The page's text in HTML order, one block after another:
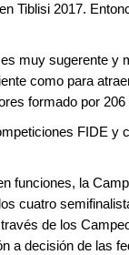
Tiblisi 2017.
muy sugerente y
como para
formado por
FIDE y
funciones, la
cuatro
de los
a decisión de las